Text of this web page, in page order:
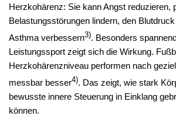
Herzkohärenz: Sie kann Angst reduzieren,
Belastungsstörungen lindern, den
Asthma verbessern3). Besonders
Leistungssport zeigt sich die Wirkung.
Herzkohärenzniveau performen nach
messbar besser4). Das zeigt, wie stark
bewusste innere Steuerung in Einklang
können.